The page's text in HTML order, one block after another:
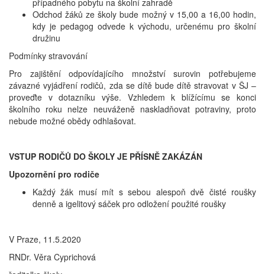
Odchod žáků ze školy bude možný v 15,00 a 16,00 hodin,
kdy je pedagog odvede k východu, určenému pro školní
družinu
Podmínky stravování
Pro zajištění odpovídajícího množství surovin potřebujeme
závazné vyjádření rodičů, zda se dítě bude dítě stravovat v ŠJ –
proveďte v dotazníku výše. Vzhledem k blížícímu se konci
školního roku nelze neuváženě naskladňovat potraviny, proto
nebude možné obědy odhlašovat.
VSTUP RODIČŮ DO ŠKOLY JE PŘÍSNĚ ZAKÁZÁN
Upozornění pro rodiče
Každý žák musí mít s sebou alespoň dvě čisté roušky
denně a igelitový sáček pro odložení použité roušky
V Praze, 11.5.2020
RNDr. Věra Cyprichová